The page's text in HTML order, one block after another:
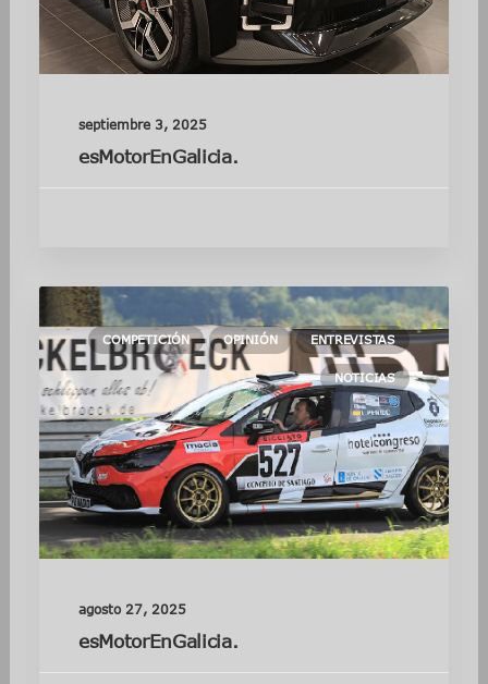
septiembre 3, 2025
esMotorEnGalicia.
COMPETICIÓN OPINIÓN ENTREVISTAS
NOTICIAS
agosto 27, 2025
esMotorEnGalicia.